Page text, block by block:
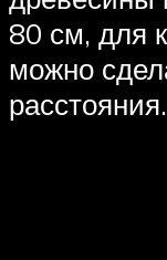
80 см, для
можно
расстояния.